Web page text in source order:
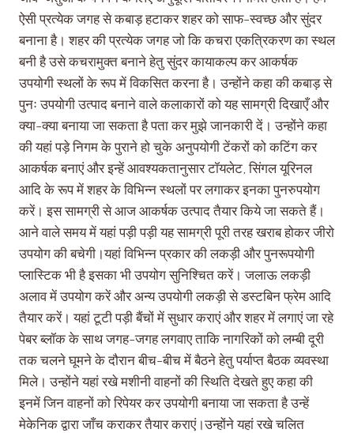
ऐसी प्रत्येक जगह से कबाड़ हटाकर शहर को साफ-स्वच्छ और सुंदर
बनाना है। शहर की प्रत्येक जगह जो कि कचरा एकत्रिकरण का स्थल
बनी है उसे कचरामुक्त बनाने हेतु सुंदर कायाकल्प कर आकर्षक
उपयोगी स्थलों के रूप में विकसित करना है। उन्होंने कहा की कबाड़ से
पुनः उपयोगी उत्पाद बनाने वाले कलाकारों को यह सामग्री दिखाएँ और
क्या-क्या बनाया जा सकता है पता कर मुझे जानकारी दें। उन्होंने कहा
की यहां पड़े निगम के पुराने हो चुके अनुपयोगी टेंकरों को कटिंग कर
आकर्षक बनाएं और इन्हें आवश्यकतानुसार टॉयलेट, सिंगल यूरिनल
आदि के रूप में शहर के विभिन्न स्थलों पर लगाकर इनका पुनरुपयोग
करें। इस सामग्री से आज आकर्षक उत्पाद तैयार किये जा सकते हैं।
आने वाले समय में यहां पड़ी पड़ी यह सामग्री पूरी तरह खराब होकर जीरो
उपयोग की बचेगी।यहां विभिन्न प्रकार की लकड़ी और पुनरूपयोगी
प्लास्टिक भी है इसका भी उपयोग सुनिश्चित करें। जलाऊ लकड़ी
अलाव में उपयोग करें और अन्य उपयोगी लकड़ी से डस्टबिन फ्रेम आदि
तैयार करें। यहां टूटी पड़ी बैंचों में सुधार कराएं और शहर में लगाएं जा रहे
पेबर ब्लॉक के साथ जगह-जगह लगवाए ताकि नागरिकों को लम्बी दूरी
तक चलने घूमने के दौरान बीच-बीच में बैठने हेतु पर्याप्त बैठक व्यवस्था
मिले। उन्होंने यहां रखे मशीनी वाहनों की स्थिति देखते हुए कहा की
इनमें जिन वाहनों को रिपेयर कर उपयोगी बनाया जा सकता है उन्हें
मेकेनिक द्वारा जाँच कराकर तैयार कराएं।उन्होंने यहां रखे चलित